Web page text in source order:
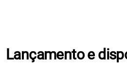
Lançamento e